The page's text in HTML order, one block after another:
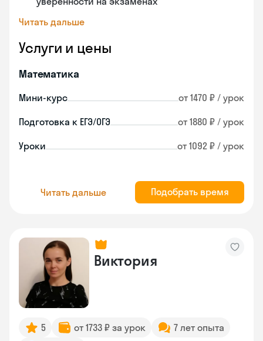
Читать дальше
Услуги и цены
Математика
Мини-курс от 1470 ₽ / урок
Подготовка к ЕГЭ/ОГЭ от 1880 ₽ / урок
Уроки от 1092 ₽ / урок
Читать дальше Подобрать время
Виктория
5 от 1733 ₽ за урок
7 лет опыта